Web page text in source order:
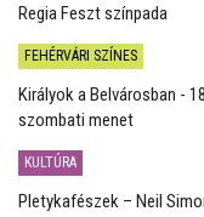
Regia Feszt színpada
FEHÉRVÁRI SZÍNES
Királyok a Belvárosban -
szombati menet
KULTÚRA
Pletykafészek – Neil